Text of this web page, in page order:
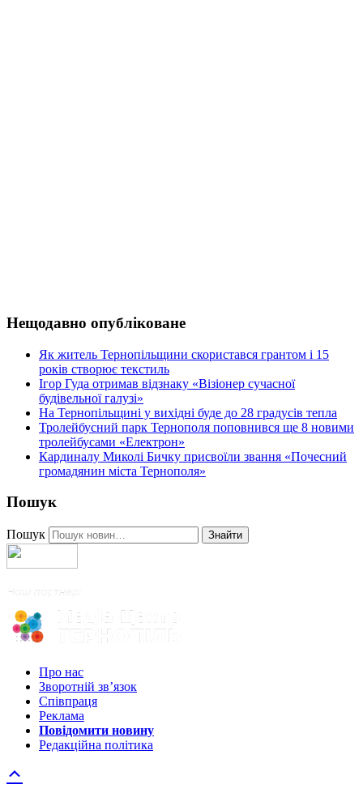
Нещодавно опубліковане
Як житель Тернопільщини скористався грантом і 15
років створює текстиль
Ігор Гуда отримав відзнаку «Візіонер сучасної
будівельної галузі»
На Тернопільщині у вихідні буде до 28 градусів тепла
Тролейбусний парк Тернополя поповнився ще 8 новими
тролейбусами «Електрон»
Кардиналу Миколі Бичку присвоїли звання «Почесний
громадянин міста Тернополя»
Пошук
Пошук Знайти
Про нас
Зворотній зв’язок
Співпраця
Реклама
Повідомити новину
Редакційна політика